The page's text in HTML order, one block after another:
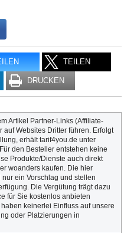
TEILEN
DRUCKEN
Artikel Partner-Links (Affiliate-
auf Websites Dritter führen. Erfolgt
erhält tarif4you.de unter
den Besteller entstehen keine
Produkte/Dienste auch direkt
woanders kaufen. Die hier
ein Vorschlag und stellen
Die Vergütung trägt dazu
für Sie kostenlos anbieten
keinerlei Einfluss auf unsere
oder Platzierungen in